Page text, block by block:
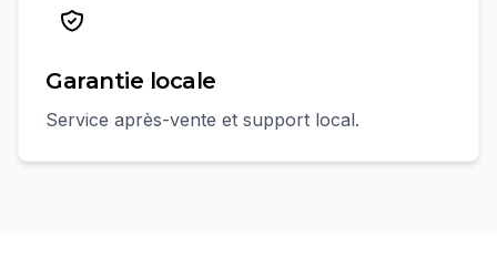
Garantie locale
Service après-vente et support local.